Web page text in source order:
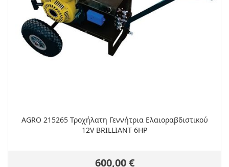
AGRO 215265 Τροχήλατη Γεννήτρια Ελαιοραβδιστικού
12V BRILLIANT 6HP
600,00 €